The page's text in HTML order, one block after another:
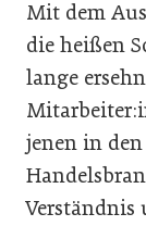
Mit dem
die heißen
lange
jenen in